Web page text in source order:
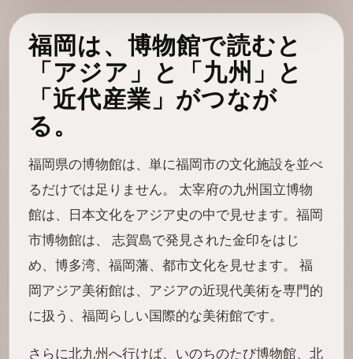
福岡は、博物館で読むと
「アジア」と「九州」と
「近代産業」がつなが
る。
福岡県の博物館は、単に福岡市の文化施設を並べ
るだけでは足りません。 太宰府の九州国立博物
館は、日本文化をアジア史の中で見せます。福岡
市博物館は、 志賀島で発見された金印をはじ
め、博多湾、福岡藩、都市文化を見せます。 福
岡アジア美術館は、アジアの近現代美術を専門的
に扱う、福岡らしい国際的な美術館です。
さらに北九州へ行けば、いのちのたび博物館、北